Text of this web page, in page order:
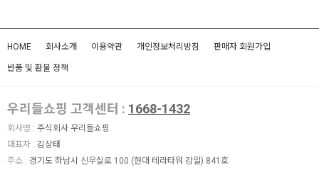
HOME 회사소개 이용약관 개인정보처리방침 판매자 회원가입
반품 및 환불 정책
우리들쇼핑 고객센터 : 1668-1432
회사명 : 주식회사 우리들쇼핑
대표자 : 김상태
주소 : 경기도 하남시 신우실로 100 (현대 테라타워 감일) 841호